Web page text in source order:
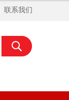
联系我们